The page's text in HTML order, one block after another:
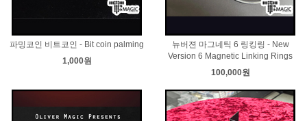
파밍코인 비트코인 - Bit coin palming
1,000원
뉴버젼 마그네틱 6 링킹링 - New
Version 6 Magnetic Linking Rings
100,000원